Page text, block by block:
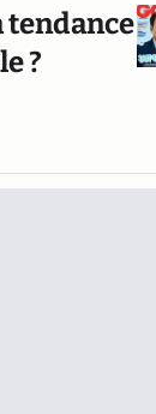
tendance
?